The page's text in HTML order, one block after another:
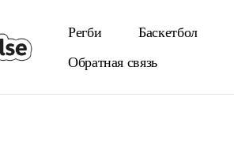
Регби Баскетбол
Обратная связь